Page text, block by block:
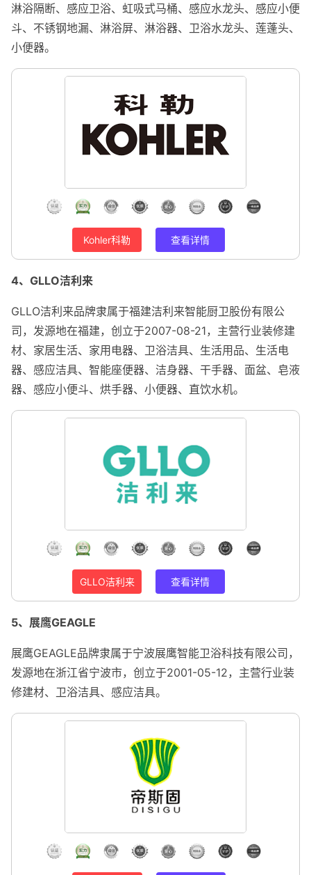
淋浴隔断、感应卫浴、虹吸式马桶、感应水龙头、感应小便
斗、不锈钢地漏、淋浴屏、淋浴器、卫浴水龙头、莲蓬头、
小便器。
Kohler科勒 查看详情
4、GLLO洁利来
GLLO洁利来品牌隶属于福建洁利来智能厨卫股份有限公
司，发源地在福建，创立于2007-08-21，主营行业装修建
材、家居生活、家用电器、卫浴洁具、生活用品、生活电
器、感应洁具、智能座便器、洁身器、干手器、面盆、皂液
器、感应小便斗、烘手器、小便器、直饮水机。
GLLO洁利来 查看详情
5、展鹰GEAGLE
展鹰GEAGLE品牌隶属于宁波展鹰智能卫浴科技有限公司，
发源地在浙江省宁波市，创立于2001-05-12，主营行业装
修建材、卫浴洁具、感应洁具。